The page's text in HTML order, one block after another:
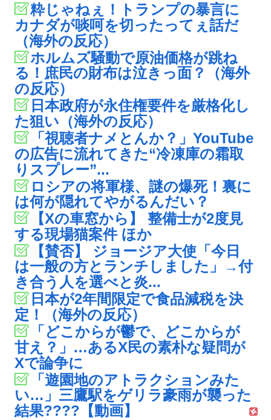
粋じゃねぇ！トランプの暴言に
カナダが啖呵を切ったってぇ話だ
（海外の反応）
ホルムズ騒動で原油価格が跳ね
る！庶民の財布は泣きっ面？（海外
の反応）
日本政府が永住権要件を厳格化し
た狙い（海外の反応）
「視聴者ナメとんか？」YouTube
の広告に流れてきた“冷凍庫の霜取
りスプレー”...
ロシアの将軍様、謎の爆死！裏に
は何が隠れてやがるんだい？
【Xの車窓から】 整備士が2度見
する現場猫案件 ほか
【賛否】 ジョージア大使「今日
は一般の方とランチしました」→付
き合う人を選べと炎...
日本が2年間限定で食品減税を決
定！（海外の反応）
「どこからが鬱で、どこからが
甘え？」…あるX民の素朴な疑問が
Xで論争に
「遊園地のアトラクションみた
い…」三鷹駅をゲリラ豪雨が襲った
結果????【動画】